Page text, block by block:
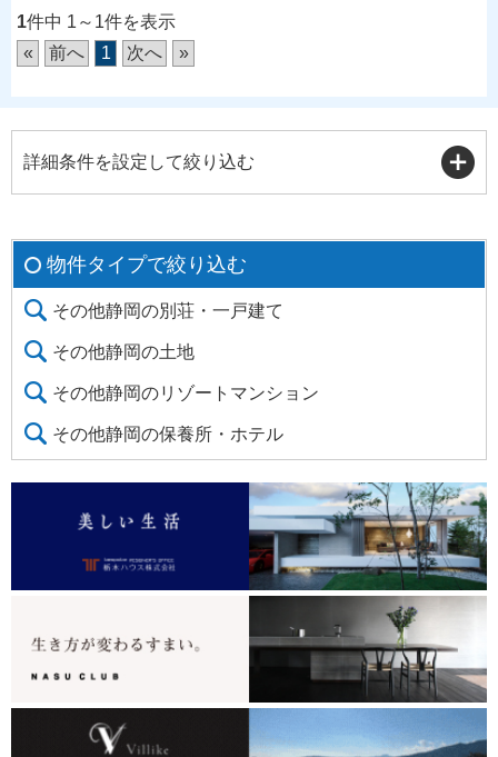
1件中 1～1件を表示
«
前へ 1 次へ »
詳細条件を設定して絞り込む
物件タイプで絞り込む
その他静岡の別荘・一戸建て
その他静岡の土地
その他静岡のリゾートマンション
その他静岡の保養所・ホテル